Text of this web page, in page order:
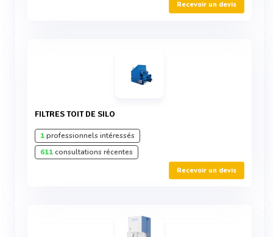
Recevoir un devis
FILTRES TOIT DE SILO
1professionnels intéressés
611consultations récentes
Recevoir un devis